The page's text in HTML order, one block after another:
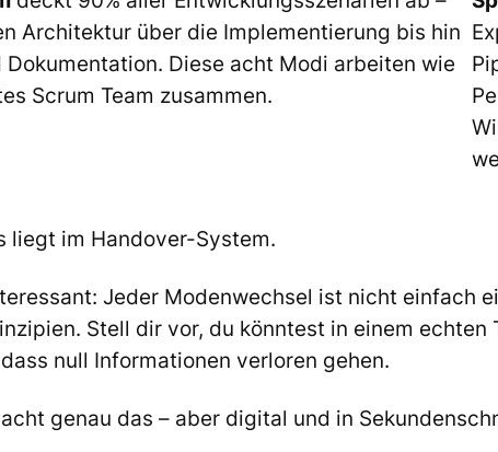
Architektur über die Implementierung bis hin
Dokumentation. Diese acht Modi arbeiten wie
Scrum Team zusammen.
liegt im Handover-System.
Jeder Modenwechsel ist nicht einfach
Stell dir vor, du könntest in einem
null Informationen verloren gehen.
genau das – aber digital und in